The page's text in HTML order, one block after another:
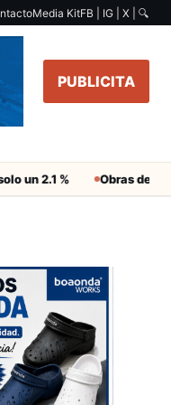
Media KitFB | IG | X | 🔍
PUBLICITA
Obras de Aguas del